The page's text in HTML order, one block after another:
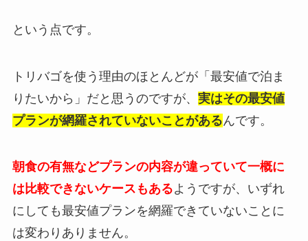
という点です。
トリバゴを使う理由のほとんどが「最安値で泊ま
りたいから」だと思うのですが、 実はその最安値
プランが網羅されていないことがあるんです。
朝食の有無などプランの内容が違っていて一概に
は比較できないケースもあるようですが、いずれ
にしても最安値プランを網羅できていないことに
は変わりありません。